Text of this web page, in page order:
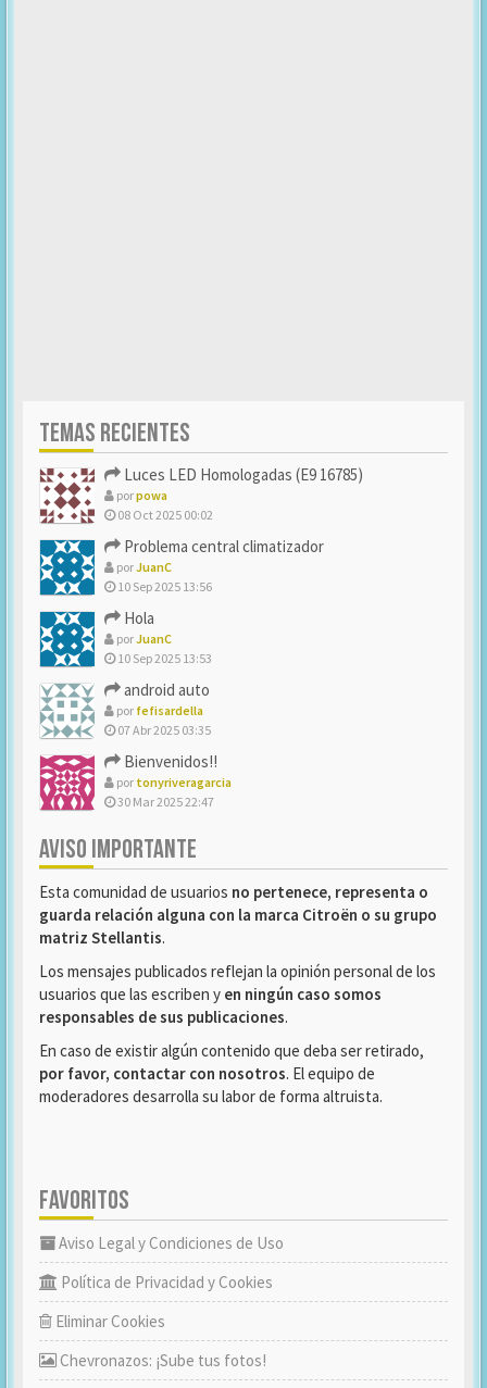
TEMAS RECIENTES
Luces LED Homologadas (E9 16785)
porpowa
08 Oct 2025 00:02
Problema central climatizador
porJuanC
10 Sep 2025 13:56
Hola
porJuanC
10 Sep 2025 13:53
android auto
por fefisardella
07 Abr 2025 03:35
Bienvenidos!!
por tonyriveragarcia
30 Mar 2025 22:47
AVISO IMPORTANTE
Esta comunidad de usuarios no pertenece, representa o
guarda relación alguna con la marca Citroën o su grupo
matriz Stellantis.
Los mensajes publicados reflejan la opinión personal de los
usuarios que las escriben y en ningún caso somos
responsables de sus publicaciones.
En caso de existir algún contenido que deba ser retirado,
por favor, contactar con nosotros. El equipo de
moderadores desarrolla su labor de forma altruista.
FAVORITOS
Aviso Legal y Condiciones de Uso
Política de Privacidad y Cookies
Eliminar Cookies
Chevronazos: ¡Sube tus fotos!